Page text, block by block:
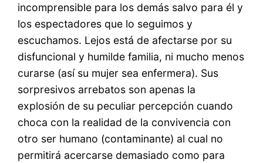
incomprensible para los demás salvo para él y
los espectadores que lo seguimos y
escuchamos. Lejos está de afectarse por su
disfuncional y humilde familia, ni mucho menos
curarse (así su mujer sea enfermera). Sus
sorpresivos arrebatos son apenas la
explosión de su peculiar percepción cuando
choca con la realidad de la convivencia con
otro ser humano (contaminante) al cual no
permitirá acercarse demasiado como para